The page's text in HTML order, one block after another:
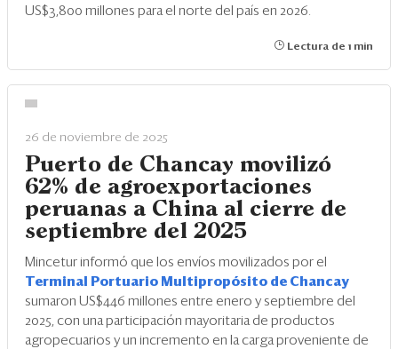
US$3,800 millones para el norte del país en 2026.
Lectura de 1 min
26 de noviembre de 2025
Puerto de Chancay movilizó
62% de agroexportaciones
peruanas a China al cierre de
septiembre del 2025
Mincetur informó que los envíos movilizados por el
Terminal Portuario Multipropósito de Chancay
sumaron US$446 millones entre enero y septiembre del
2025, con una participación mayoritaria de productos
agropecuarios y un incremento en la carga proveniente de